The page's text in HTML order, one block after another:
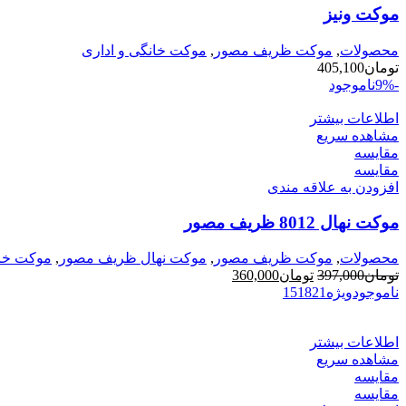
موکت ونیز
محصولات, موکت ظریف مصور , موکت خانگی و اداری
تومان405,100
-9%
ناموجود
اطلاعات بیشتر
مشاهده سریع
مقایسه
مقایسه
افزودن به علاقه مندی
موکت نهال 8012 ظریف مصور
محصولات, موکت ظریف مصور , موکت نهال ظریف مصور , موکت
تومان397,000 قیمت
اصلی
تومان360,000
ناموجودویژه 151821
اطلاعات بیشتر
مشاهده سریع
مقایسه
مقایسه